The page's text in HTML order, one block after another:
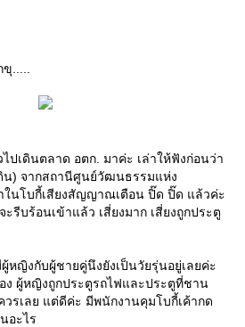
.....
ปเดินตลาด อตก. มาค่ะ เล่าให้ฟังก่อนว่า
น) จากสถานีศูนย์วัฒนธรรมแห่ง
ในโบกี้เสียงสัญญาณเตือน ปิ๊ด ปิ๊ด แล้วค่ะ
รีบร้อนเข้าแล้ว เสี่ยงมาก เสี่ยงถูกประตู
หญิงกับผู้ชายคู่นึงยังเป็นวัยรุ่นอยู่เลยค่ะ
ง ผู้หญิงถูกประตูรถไฟและประตูที่ชาน
รเลย แต่ดีค่ะ มีพนักงานคุมโบกี้เค้ากด
อะไร